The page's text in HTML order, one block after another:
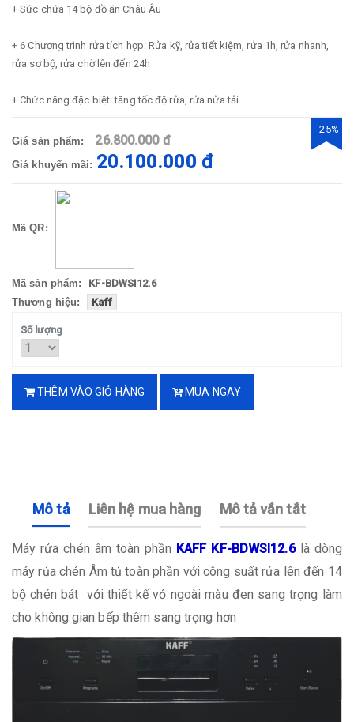
+ Sức chứa 14 bộ đồ ăn Châu Âu
+ 6 Chương trình rửa tích hợp: Rửa kỹ, rửa tiết kiệm, rửa 1h, rửa nhanh,
rửa sơ bộ, rửa chờ lên đến 24h
+ Chức năng đặc biệt: tăng tốc độ rửa, rửa nửa tải
Giá sản phẩm: 26.800.000 đ
Giá khuyến mãi: 20.100.000 đ
- 25%
Mã QR:
Mã sản phẩm:
KF-BDWSI12.6
Thương hiệu:
Kaff
Số lượng
THÊM VÀO GIỎ HÀNG MUA NGAY
Mô tả Liên hệ mua hàng Mô tả vắn tắt
Máy rửa chén âm toàn phần KAFF KF-BDWSI12.6 là dòng
máy rủa chén Âm tủ toàn phần với công suất rửa lên đến 14
bộ chén bát với thiết kế vỏ ngoài màu đen sang trọng làm
cho không gian bếp thêm sang trọng hơn